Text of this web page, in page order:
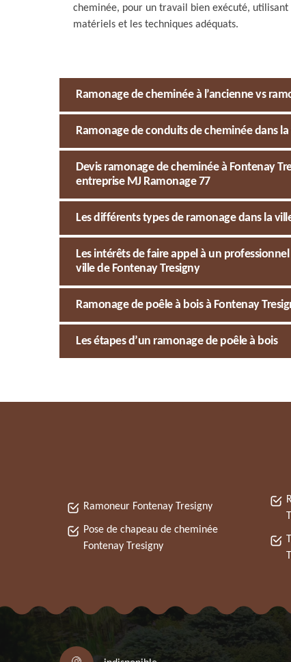
cheminée, pour un travail bien exécuté, utilisant
matériels et les techniques adéquats.
Ramonage de cheminée à l’ancienne vs
Ramonage de conduits de cheminée dans
Devis ramonage de cheminée à Fontenay
entreprise MJ Ramonage 77
Les différents types de ramonage dans la
Les intérêts de faire appel à un
ville de Fontenay Tresigny
Ramonage de poêle à bois à Fontenay
Les étapes d’un ramonage de poêle à bois
Ramoneur Fontenay Tresigny
Pose de chapeau de cheminée
Fontenay Tresigny